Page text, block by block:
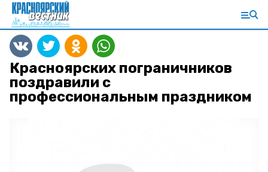
Красноярских пограничников
поздравили с
профессиональным праздником